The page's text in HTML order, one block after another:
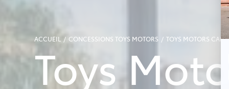
ACCUEIL CONCESSIONS TOYS MOTORS TOYS MOTORS
Toys